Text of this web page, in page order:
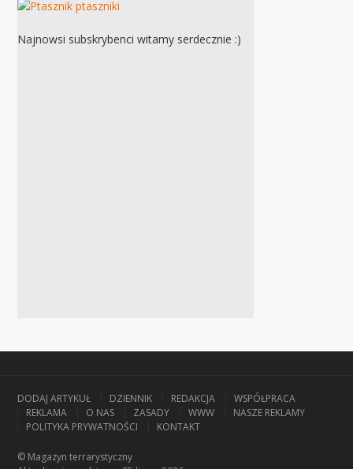
Najnowsi subskrybenci witamy serdecznie :)
DODAJ ARTYKUŁ DZIENNIK REDAKCJA
WSPÓŁPRACA
REKLAMA
O NAS ZASADY WWW
NASZE REKLAMY
POLITYKA PRYWATNOŚCI
KONTAKT
© Magazyn terrarystyczny